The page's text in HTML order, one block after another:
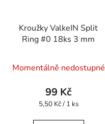
Kroužky ValkeIN Split
Ring #0 18ks 3 mm
Momentálně nedostupné
99 Kč
Měrná
5,50 Kč / 1 ks